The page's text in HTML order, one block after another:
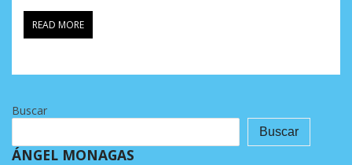
READ MORE
Buscar
Buscar
ÁNGEL MONAGAS